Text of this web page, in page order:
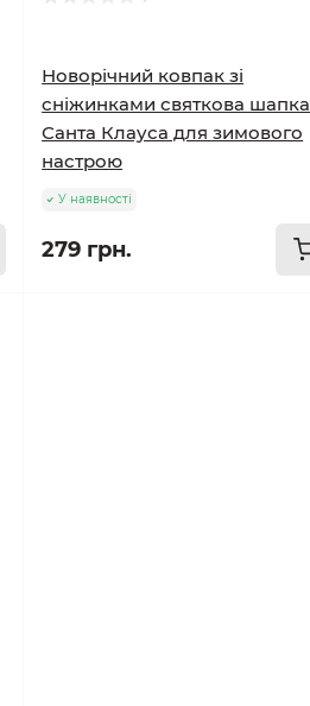
Новорічний ковпак зі
сніжинками святкова шапка
Санта Клауса для зимового
настрою
У наявності
279 грн.